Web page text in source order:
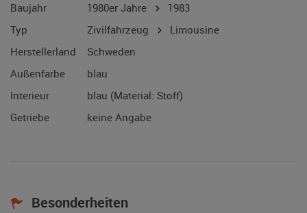
Baujahr
1980er Jahre
1983
Typ
Zivilfahrzeug
Limousine
Herstellerland
Schweden
Außenfarbe
blau
Interieur
blau (Material: Stoff)
Getriebe
keine Angabe
Besonderheiten